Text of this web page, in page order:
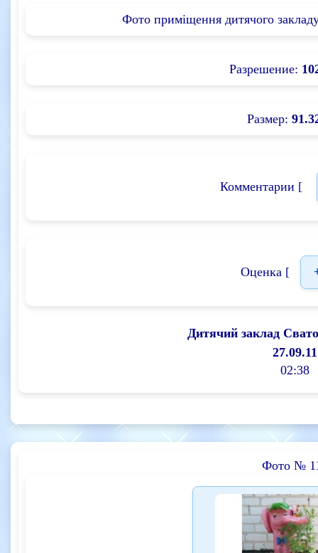
Фото приміщення дитячого
Разрешение:
Размер:
Комментарии [
Оценка [
Дитячий заклад
27.09.11
02:38
Фото №